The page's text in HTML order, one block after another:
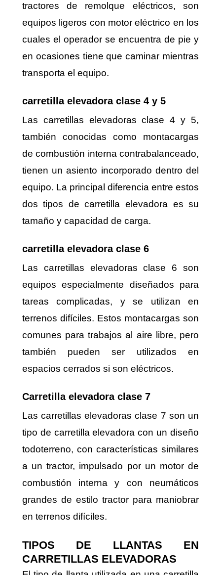
tractores de remolque eléctricos, son
equipos ligeros con motor eléctrico en los
cuales el operador se encuentra de pie y
en ocasiones tiene que caminar mientras
transporta el equipo.
carretilla elevadora clase 4 y 5
Las carretillas elevadoras clase 4 y 5,
también conocidas como montacargas
de combustión interna contrabalanceado,
tienen un asiento incorporado dentro del
equipo. La principal diferencia entre estos
dos tipos de carretilla elevadora es su
tamaño y capacidad de carga.
carretilla elevadora clase 6
Las carretillas elevadoras clase 6 son
equipos especialmente diseñados para
tareas complicadas, y se utilizan en
terrenos difíciles. Estos montacargas son
comunes para trabajos al aire libre, pero
también pueden ser utilizados en
espacios cerrados si son eléctricos.
Carretilla elevadora clase 7
Las carretillas elevadoras clase 7 son un
tipo de carretilla elevadora con un diseño
todoterreno, con características similares
a un tractor, impulsado por un motor de
combustión interna y con neumáticos
grandes de estilo tractor para maniobrar
en terrenos difíciles.
TIPOS DE LLANTAS EN
CARRETILLAS ELEVADORAS